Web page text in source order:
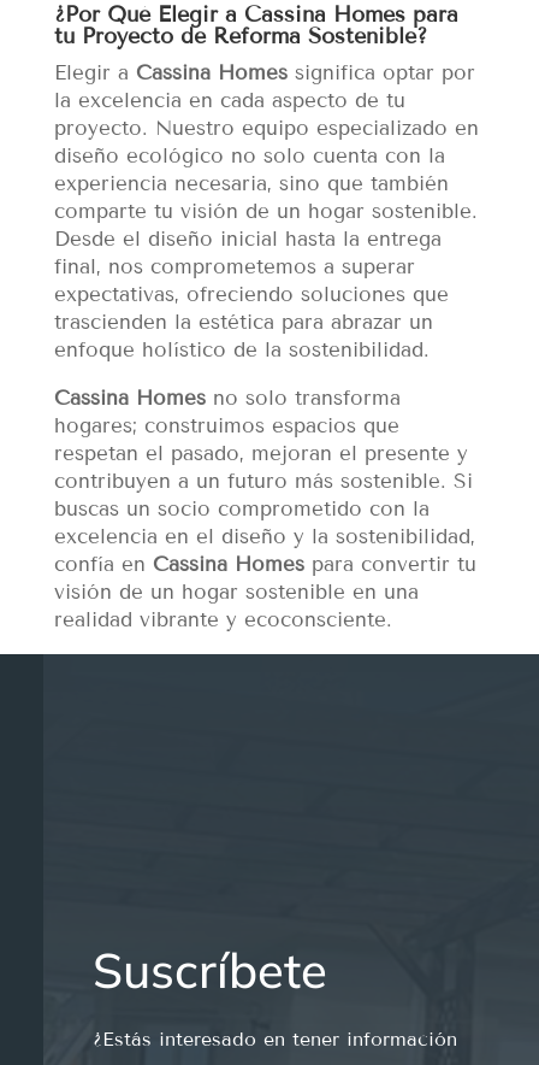
¿Por Qué Elegir a Cassina Homes para
tu Proyecto de Reforma Sostenible?
Elegir a Cassina Homessignifica optar por
la excelencia en cada aspecto de tu
proyecto. Nuestro equipo especializado en
diseño ecológico no solo cuenta con la
experiencia necesaria, sino que también
comparte tu visión de un hogar sostenible.
Desde el diseño inicial hasta la entrega
final, nos comprometemos a superar
expectativas, ofreciendo soluciones que
trascienden la estética para abrazar un
enfoque holístico de la sostenibilidad.
Cassina Homesno solo transforma
hogares; construimos espacios que
respetan el pasado, mejoran el presente y
contribuyen a un futuro más sostenible. Si
buscas un socio comprometido con la
excelencia en el diseño y la sostenibilidad,
confía en Cassina Homespara convertir tu
visión de un hogar sostenible en una
realidad vibrante y ecoconsciente.
Suscríbete
¿Estás interesado en tener información